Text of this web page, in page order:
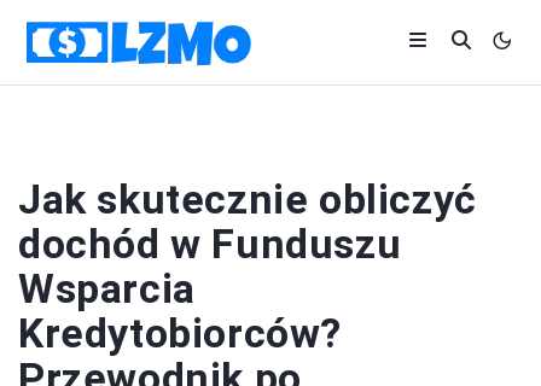
Jak skutecznie obliczyć
dochód w Funduszu
Wsparcia
Kredytobiorców?